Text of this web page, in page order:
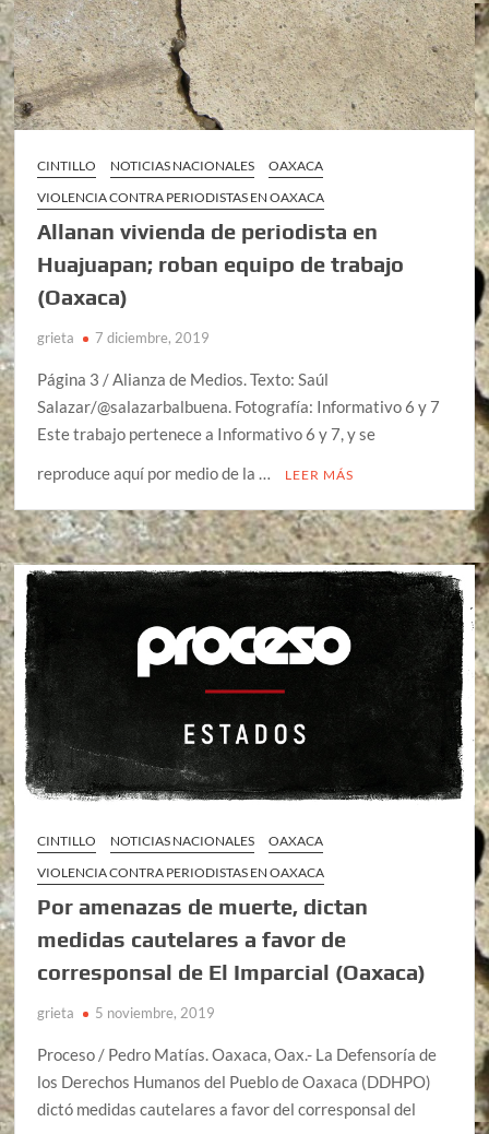
CINTILLO NOTICIAS NACIONALES
OAXACA
VIOLENCIA CONTRA PERIODISTAS EN OAXACA
Allanan vivienda de periodista en
Huajuapan; roban equipo de trabajo
(Oaxaca)
grieta 7 diciembre, 2019
Página 3 / Alianza de Medios. Texto: Saúl
Salazar/@salazarbalbuena. Fotografía: Informativo 6 y 7
Este trabajo pertenece a Informativo 6 y 7, y se
reproduce aquí por medio de la …
LEER MÁS
CINTILLO NOTICIAS NACIONALES
OAXACA
VIOLENCIA CONTRA PERIODISTAS EN OAXACA
Por amenazas de muerte, dictan
medidas cautelares a favor de
corresponsal de El Imparcial (Oaxaca)
grieta 5 noviembre, 2019
Proceso / Pedro Matías. Oaxaca, Oax.- La Defensoría de
los Derechos Humanos del Pueblo de Oaxaca (DDHPO)
dictó medidas cautelares a favor del corresponsal del